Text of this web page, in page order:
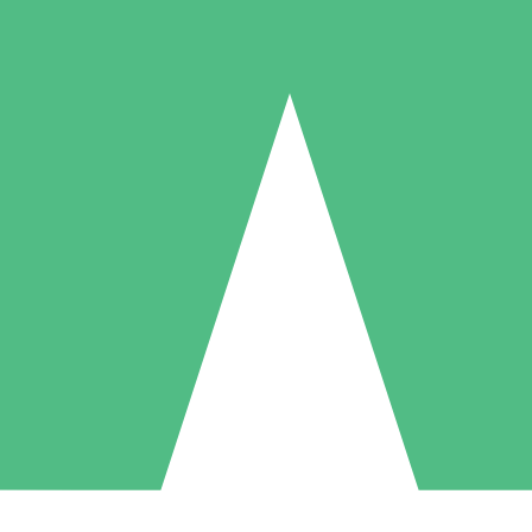
Individuelle Credit-Pakete
nach Bedarf mit Download-Credits. Keine monatliche Verpflichtung